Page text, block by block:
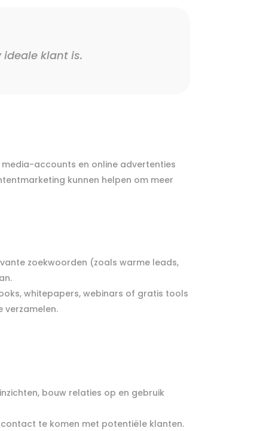
klant is.
accounts en online advertenties
kunnen helpen om meer
zoekwoorden (zoals warme leads,
whitepapers, webinars of gratis tools
verzamelen.
bouw relaties op en gebruik
te komen met potentiële klanten.